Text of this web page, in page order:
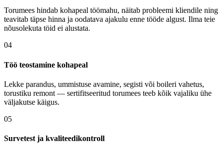
Torumees hindab kohapeal töömahu, näitab probleemi kliendile ning
teavitab täpse hinna ja oodatava ajakulu enne tööde algust. Ilma teie
nõusolekuta töid ei alustata.
04
Töö teostamine kohapeal
Lekke parandus, ummistuse avamine, segisti või boileri vahetus,
torustiku remont — sertifitseeritud torumees teeb kõik vajaliku ühe
väljakutse käigus.
05
Survetest ja kvaliteedikontroll